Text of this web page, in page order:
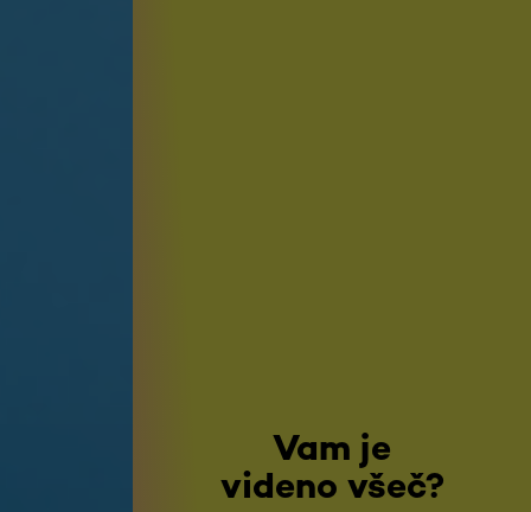
Vam je
videno všeč?